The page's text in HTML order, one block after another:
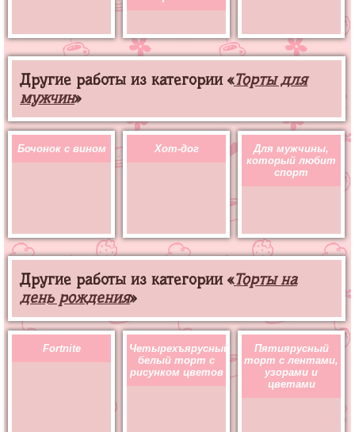
Другие работы из категории «Торты для
мужчин»
Бочонок с вином Хот-дог
Для мужчины,
который любит
спорт
Другие работы из категории «Торты на
день рождения»
Fortnite
Четырехъярусный
белый торт с
рисунком цветов
Пятиярусный
торт с лентами,
узорами и
цветами